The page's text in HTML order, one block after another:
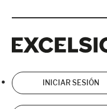
INICIAR SESIÓN